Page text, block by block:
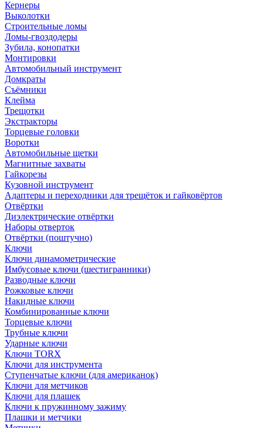
Кернеры
Выколотки
Строительные ломы
Ломы-гвоздодеры
Зубила, конопатки
Монтировки
Автомобильный инструмент
Домкраты
Съёмники
Клейма
Трещотки
Экстракторы
Торцевые головки
Воротки
Автомобильные щетки
Магнитные захваты
Гайкорезы
Кузовной инструмент
Адаптеры и переходники для трещёток и гайковёртов
Отвёртки
Диэлектрические отвёртки
Наборы отверток
Отвёртки (поштучно)
Ключи
Ключи динамометрические
Имбусовые ключи (шестигранники)
Разводные ключи
Рожковые ключи
Накидные ключи
Комбинированные ключи
Торцевые ключи
Трубные ключи
Ударные ключи
Ключи TORX
Ключи для инструмента
Ступенчатые ключи (для американок)
Ключи для метчиков
Ключи для плашек
Ключи к пружинному зажиму
Плашки и метчики